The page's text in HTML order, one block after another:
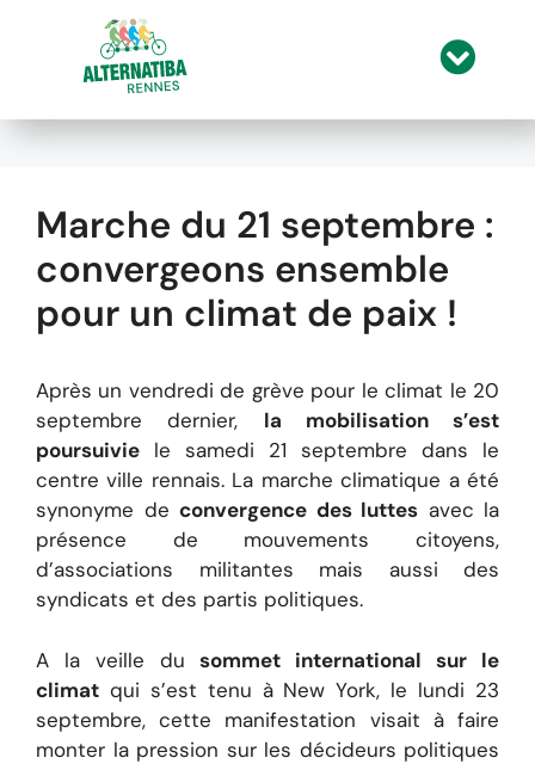
Marche du 21 septembre :
convergeons ensemble
pour un climat de paix !
Après un vendredi de grève pour le climat le 20
septembre dernier, la mobilisation s’est
poursuivie le samedi 21 septembre dans le
centre ville rennais. La marche climatique a été
synonyme de convergence des luttes avec la
présence de mouvements citoyens,
d’associations militantes mais aussi des
syndicats et des partis politiques.
A la veille dusommet international sur le
climat qui s’est tenu à New York, le lundi 23
septembre, cette manifestation visait à faire
monter la pression sur les décideurs politiques